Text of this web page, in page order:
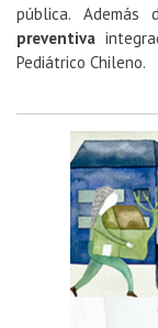
pública.
preventiva
Pediátrico Chileno.